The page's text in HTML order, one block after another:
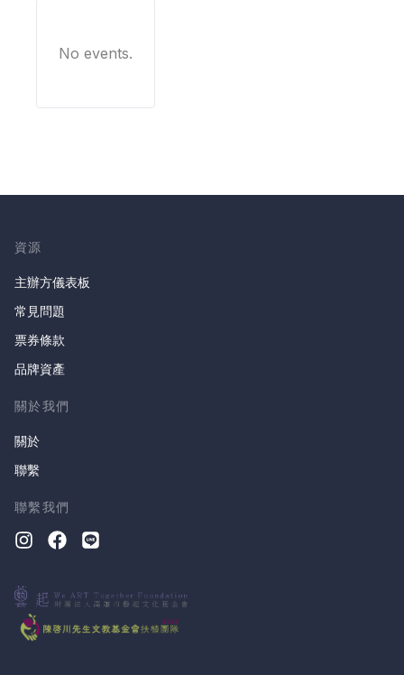
No events.
資源
主辦方儀表板
常見問題
票券條款
品牌資產
關於我們
關於
聯繫
聯繫我們